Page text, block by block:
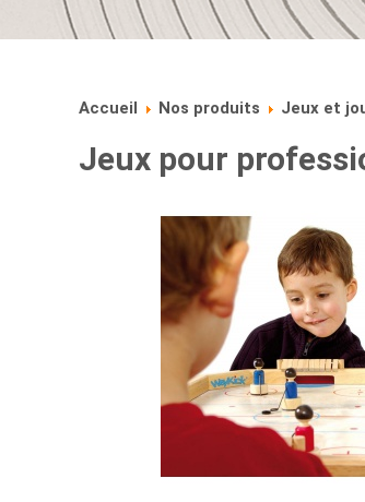
Accueil Nos produits Jeux et
Jeux pour